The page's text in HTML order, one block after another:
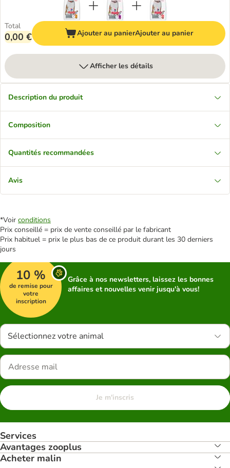
Total
0,00 € Ajouter au panierAjouter au panier
Afficher les détails
Description du produit
Composition
Quantités recommandées
Avis
*Voir conditions
Prix conseillé = prix de vente conseillé par le fabricant
Prix habituel = prix le plus bas de ce produit durant les 30 derniers
jours
10 %
de remise pour
votre
inscription
Grâce à nos newsletters, laissez les bonnes
affaires et nouvelles venir jusqu'à vous!
Sélectionnez votre animal
Je m'inscris
Services
Avantages zooplus
Acheter malin